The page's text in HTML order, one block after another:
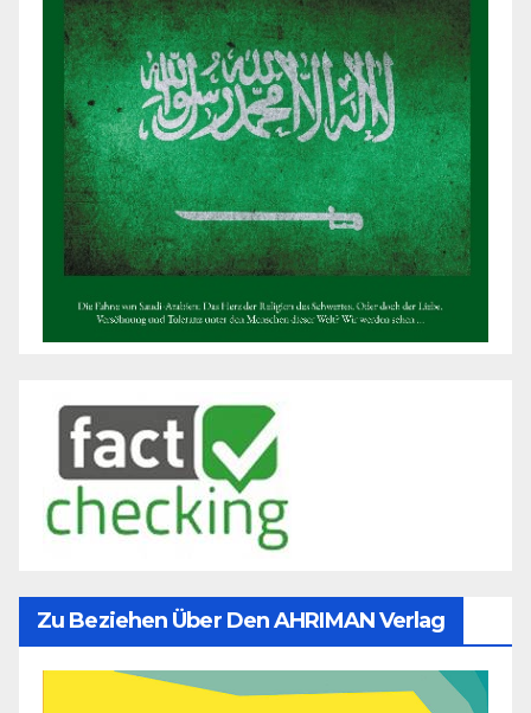
Zu Beziehen Über Den AHRIMAN Verlag